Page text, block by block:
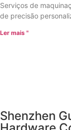
Serviços de
de precisão
Ler mais "
Shenzhen